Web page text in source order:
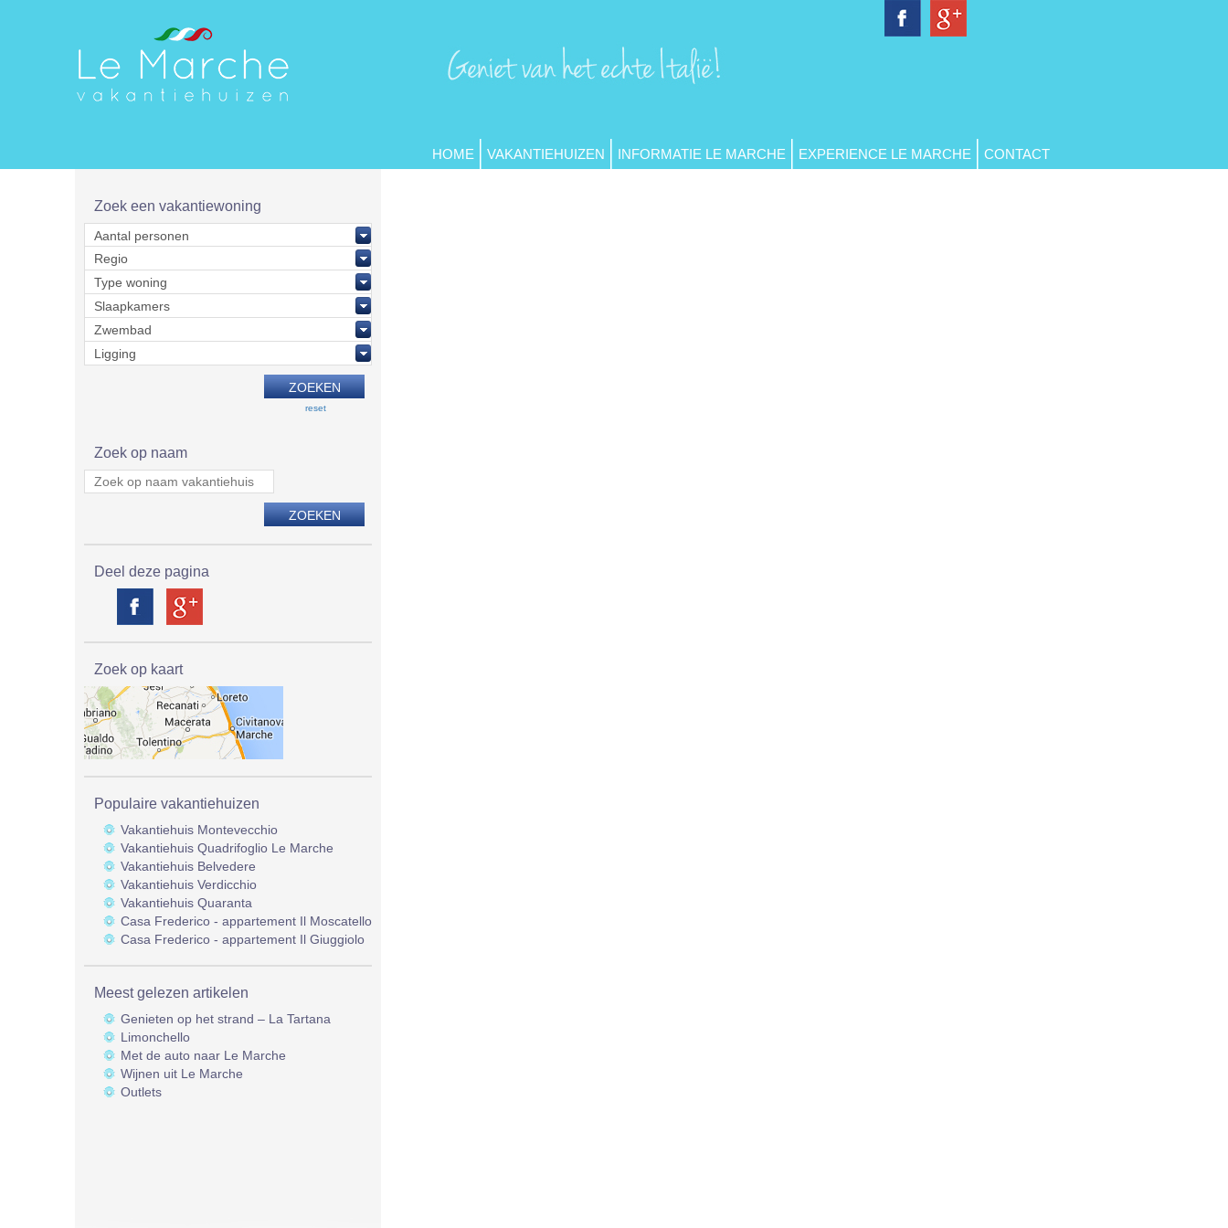
HOME VAKANTIEHUIZEN INFORMATIE LE MARCHE EXPERIENCE LE MARCHE CONTACT
Zoek een vakantiewoning
reset
Zoek op naam
Deel deze pagina
Zoek op kaart
Populaire vakantiehuizen
Vakantiehuis Montevecchio
Vakantiehuis Quadrifoglio Le Marche
Vakantiehuis Belvedere
Vakantiehuis Verdicchio
Vakantiehuis Quaranta
Casa Frederico - appartement Il Moscatello
Casa Frederico - appartement Il Giuggiolo
Meest gelezen artikelen
Genieten op het strand – La Tartana
Limonchello
Met de auto naar Le Marche
Wijnen uit Le Marche
Outlets